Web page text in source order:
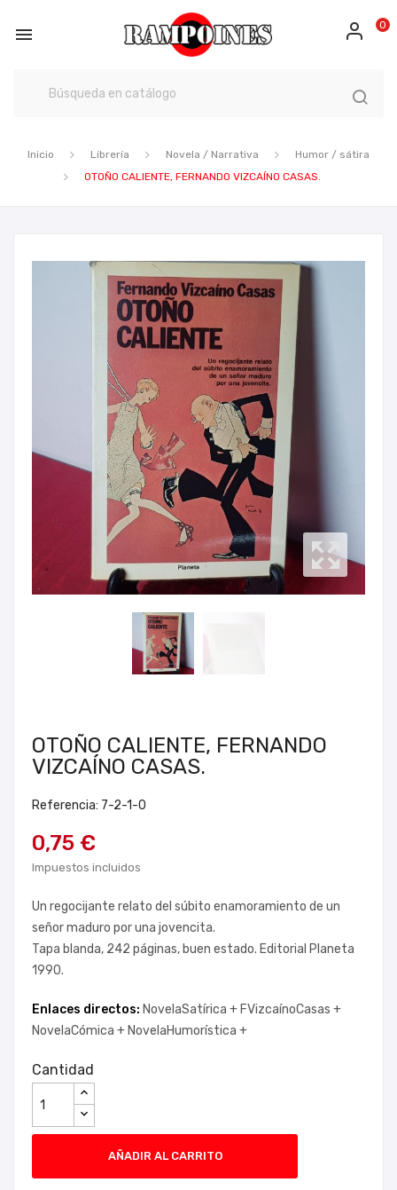
 0
Inicio Librería Novela / Narrativa
Humor / sátira
OTOÑO CALIENTE, FERNANDO VIZCAÍNO CASAS.
OTOÑO CALIENTE, FERNANDO
VIZCAÍNO CASAS.
Referencia: 7-2-1-0
0,75 €
Impuestos incluidos
Un regocijante relato del súbito enamoramiento de un
señor maduro por una jovencita.
Tapa blanda, 242 páginas, buen estado. Editorial Planeta
1990.
Enlaces directos: NovelaSatírica + FVizcaínoCasas +
NovelaCómica + NovelaHumorística +
Cantidad
AÑADIR AL CARRITO